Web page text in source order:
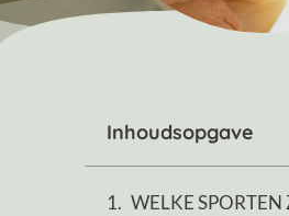
Inhoudsopgave
WELKE